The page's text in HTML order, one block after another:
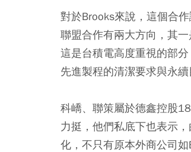
對於Brooks來說，這個合
聯盟合作有兩大方向，其
這是台積電高度重視的部
先進製程的清潔要求與永續
科嶠、聯策屬於德鑫控股
力挺，他們私底下也表示
化，不只有原本外商公司